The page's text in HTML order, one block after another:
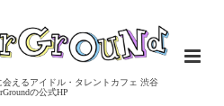
えるアイドル・タレントカフェ 渋谷
の公式HP